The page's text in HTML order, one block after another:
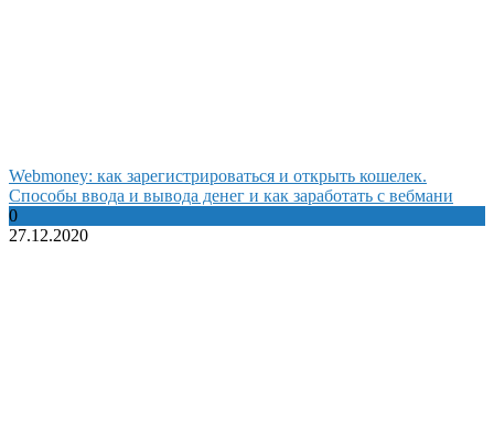
Webmoney: как зарегистрироваться и открыть кошелек.
Способы ввода и вывода денег и как заработать с вебмани
0
27.12.2020